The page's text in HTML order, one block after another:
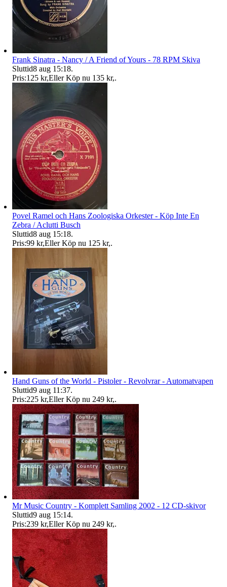
Frank Sinatra - Nancy / A Friend of Yours - 78 RPM Skiva
Sluttid8 aug 15:18.
Pris:125 kr,Eller Köp nu 135 kr,.
Povel Ramel och Hans Zoologiska Orkester - Köp Inte En
Zebra / Aclutti Busch
Sluttid8 aug 15:18.
Pris:99 kr,Eller Köp nu 125 kr,.
Hand Guns of the World - Pistoler - Revolvrar - Automatvapen
Sluttid9 aug 11:37.
Pris:225 kr,Eller Köp nu 249 kr,.
Mr Music Country - Komplett Samling 2002 - 12 CD-skivor
Sluttid9 aug 15:14.
Pris:239 kr,Eller Köp nu 249 kr,.